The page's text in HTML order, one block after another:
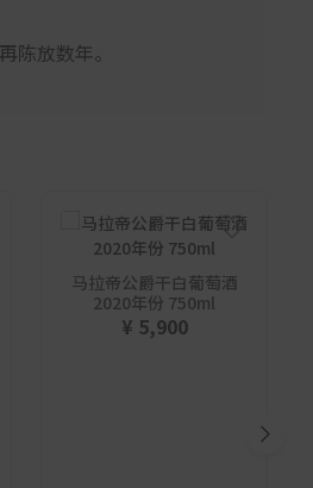
陈放数年。
马拉帝公爵干白葡萄酒
2020年份 750ml
¥ 5,900